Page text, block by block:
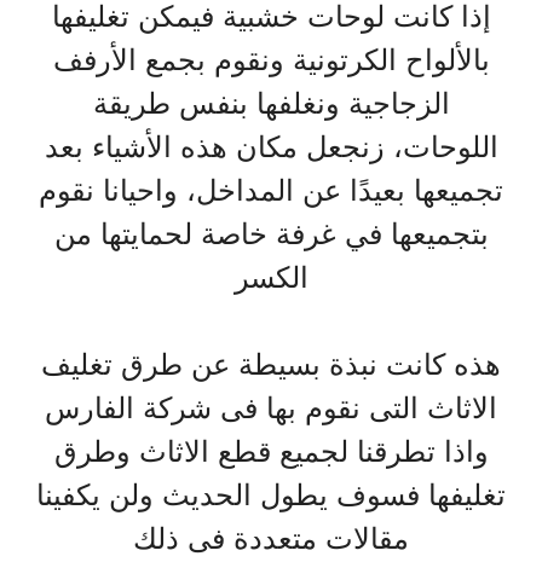
إذا كانت لوحات خشبية فيمكن تغليفها
بالألواح الكرتونية ونقوم بجمع الأرفف
الزجاجية ونغلفها بنفس طريقة
اللوحات، زنجعل مكان هذه الأشياء بعد
تجميعها بعيدًا عن المداخل، واحيانا نقوم
بتجميعها في غرفة خاصة لحمايتها من
الكسر
هذه كانت نبذة بسيطة عن طرق تغليف
الاثاث التى نقوم بها فى شركة الفارس
واذا تطرقنا لجميع قطع الاثاث وطرق
تغليفها فسوف يطول الحديث ولن يكفينا
مقالات متعددة فى ذلك